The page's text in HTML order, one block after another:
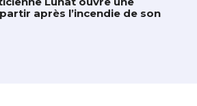
après l’incendie de son